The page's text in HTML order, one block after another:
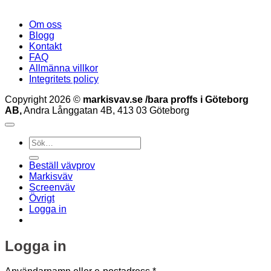
Om oss
Blogg
Kontakt
FAQ
Allmänna villkor
Integritets policy
Copyright 2026 © markisvav.se /bara proffs i Göteborg
AB,Andra Långgatan 4B, 413 03 Göteborg
Sök
efter:
Beställ vävprov
Markisväv
Screenväv
Övrigt
Logga in
Logga in